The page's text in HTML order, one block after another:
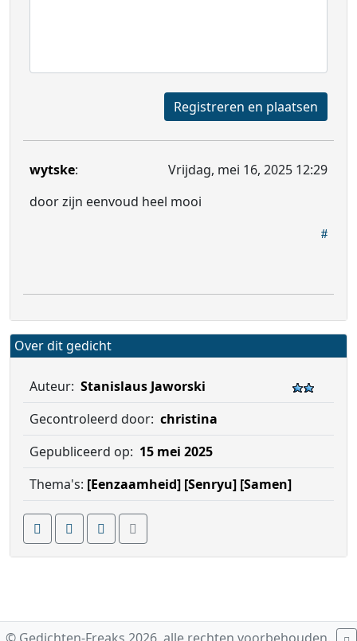
Registreren en plaatsen
wytske:
Vrijdag, mei 16, 2025 12:29
door zijn eenvoud heel mooi
Over dit gedicht
Auteur: Stanislaus Jaworski
Gecontroleerd door: christina
Gepubliceerd op: 15 mei 2025
Thema's: [Eenzaamheid] [Senryu] [Samen]